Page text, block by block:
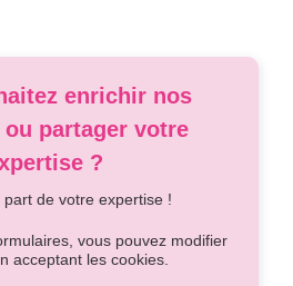
enrichir nos
partager votre
?
part de votre expertise !
vous pouvez modifier
acceptant les cookies.